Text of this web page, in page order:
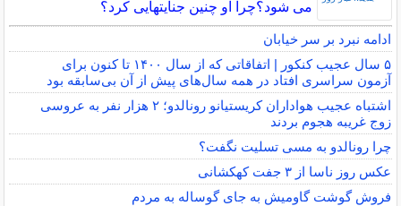
می شود؟چرا او چنین جنایتهایی کرد؟
ادامه نبرد بر سر خیابان
۵ سال عجیب کنکور | اتفاقاتی که از سال ۱۴۰۰ تا کنون برای
آزمون سراسری افتاد در همه سال‌های پیش از آن بی‌سابقه بود
اشتباه عجیب هواداران کریستیانو رونالدو؛ ۲ هزار نفر به عروسی
زوج غریبه هجوم بردند
چرا رونالدو به مسی تسلیت نگفت؟
عکس روز ناسا از ۳ جفت کهکشانی
فروش گوشت گاومیش به جای گوساله به مردم